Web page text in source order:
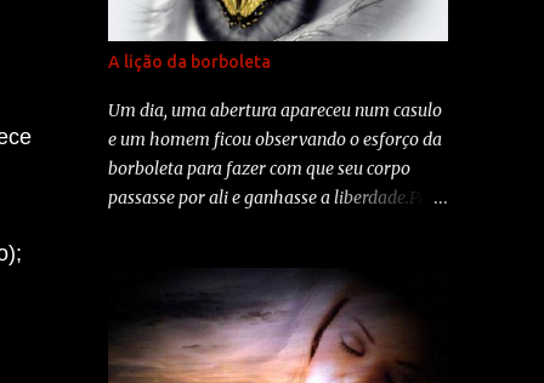
A lição da borboleta
Um dia, uma abertura apareceu num casulo
e um homem ficou observando o esforço da
borboleta para fazer com que seu corpo
passasse por ali e ganhasse a liberdade.Por
homem decidiu ajudar e, com uma tesoura
cortou delicadamente o casulo.A borboleta
saiu facilmente.Mas, seu corpo era pequeno
e as assas amassadas. O homem continuou